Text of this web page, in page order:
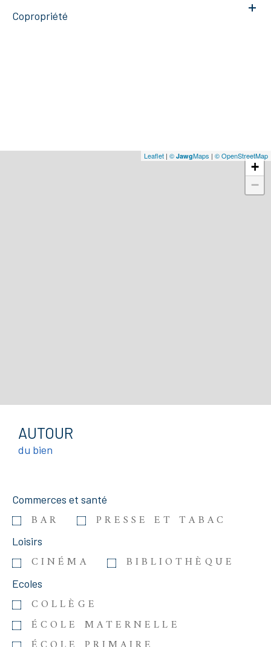
Copropriété
+
−
Leaflet | © JawgMaps | © OpenStreetMap
AUTOUR
du bien
Commerces et santé
BAR PRESSE ET TABAC
Loisirs
CINÉMA BIBLIOTHÈQUE
Ecoles
COLLÈGE
ÉCOLE MATERNELLE